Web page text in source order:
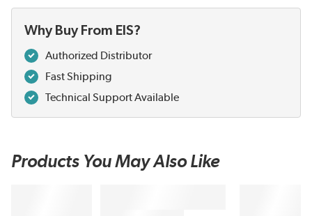
Why Buy From EIS?
Authorized Distributor
Fast Shipping
Technical Support Available
Products You May Also Like